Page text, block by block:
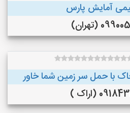
آمایش پارس
(تهران)
با حمل سر زمین شما خاور
(اراک )